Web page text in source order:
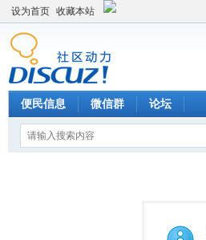
设为首页 收藏本站
便民信息 微信群 论坛